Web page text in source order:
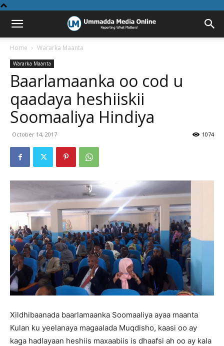
Home Wararka Maanta
Wararka Maanta
Baarlamaanka oo cod u
qaadaya heshiiskii
Soomaaliya Hindiya
October 14, 2017 1074
Xildhibaanada baarlamaanka Soomaaliya ayaa maanta
Kulan ku yeelanaya magaalada Muqdisho, kaasi oo ay
kaga hadlayaan heshiis maxaabiis is dhaafsi ah oo ay kala